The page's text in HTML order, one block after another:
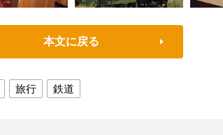
本文に戻る
旅行 鉄道